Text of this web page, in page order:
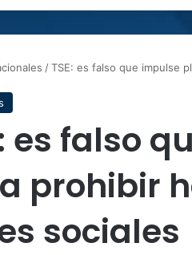
/TSE: es falso que impulse
es falso
prohibir
sociales